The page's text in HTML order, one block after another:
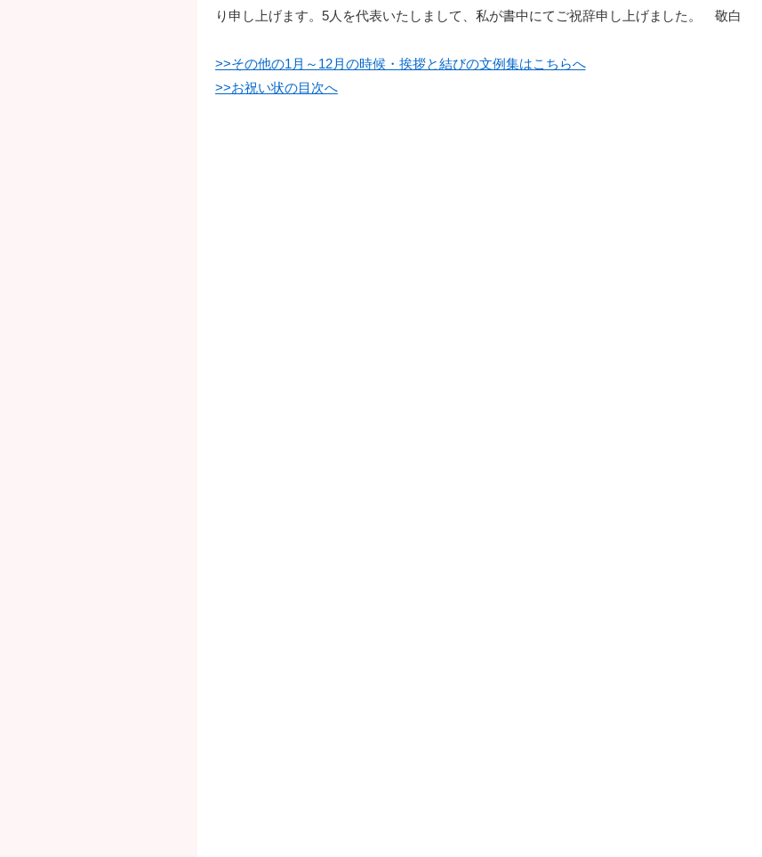
り申し上げます。5人を代表いたしまして、私が書中にてご祝辞申し上げました。 敬白
>>その他の1月～12月の時候・挨拶と結びの文例集はこちらへ
>>お祝い状の目次へ